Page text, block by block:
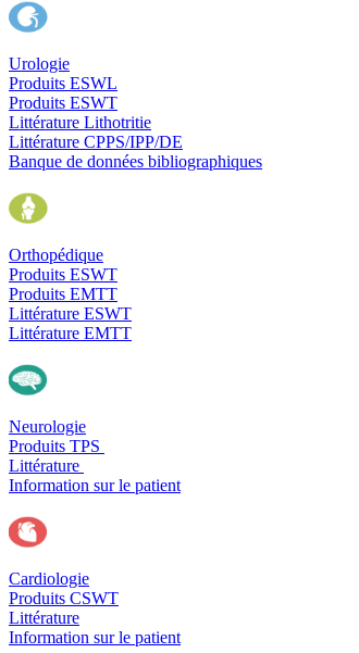
Urologie
Produits ESWL
Produits ESWT
Littérature Lithotritie
Littérature CPPS/IPP/DE
Banque de données bibliographiques
Orthopédique
Produits ESWT
Produits EMTT
Littérature ESWT
Littérature EMTT
Neurologie
Produits TPS
Littérature
Information sur le patient
Cardiologie
Produits CSWT
Littérature
Information sur le patient